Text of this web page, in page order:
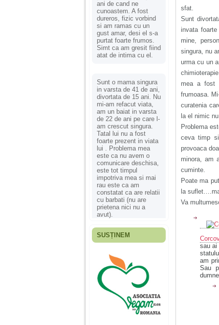
ani de cand ne
cunoastem. A fost
dureros, fizic vorbind
si am ramas cu un
gust amar, desi el s-a
purtat foarte frumos.
Simt ca am gresit fiind
atat de intima cu el.
Sunt o mama singura
in varsta de 41 de ani,
divortata de 15 ani. Nu
mi-am refacut viata,
am un baiat in varsta
de 22 de ani pe care l-
am crescut singura.
Tatal lui nu a fost
foarte prezent in viata
lui . Problema mea
este ca nu avem o
comunicare deschisa,
este tot timpul
impotriva mea si mai
rau este ca am
constatat ca are relatii
cu barbati (nu are
prietena nici nu a
avut).
Fiica mea s-a nascut
ani, privind in urma
realizez cat de multe
greseli am facut in
educatia si cresterea
ei, am fost o mama
egoista, preocupata
de implinirea
profesionala, cand ea
era mica am neglijat-
SUSȚINEM
sfat.
Sunt
invata
mine,
singura, nu
urma cu un
mea a fost
frumoasa.
curatenia
la el nimic
Problema
ceva timp
provoaca
minora, am
cuminte.
Poate ma
la
Va
sau ai
am
Sau